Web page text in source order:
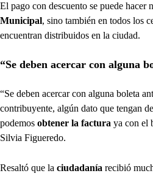
El pago con descuento se puede hacer
Municipal, sino también en todos los
encuentran distribuidos en la ciudad.
“Se deben acercar con alguna
“Se deben acercar con alguna boleta
contribuyente, algún dato que tengan
podemos obtener la factura ya con el
Silvia Figueredo.
Resaltó que la ciudadanía recibió